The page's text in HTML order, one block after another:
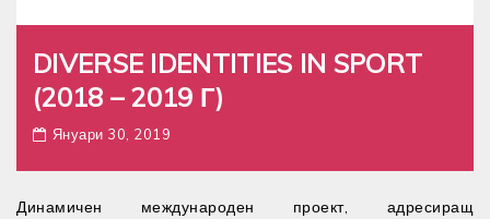
DIVERSE IDENTITIES IN SPORT
(2018 – 2019 Г)
Януари 30, 2019
Динамичен международен проект, адресиращ